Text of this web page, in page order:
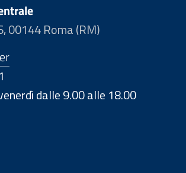
00144 Roma (RM)
dalle 9.00 alle 18.00